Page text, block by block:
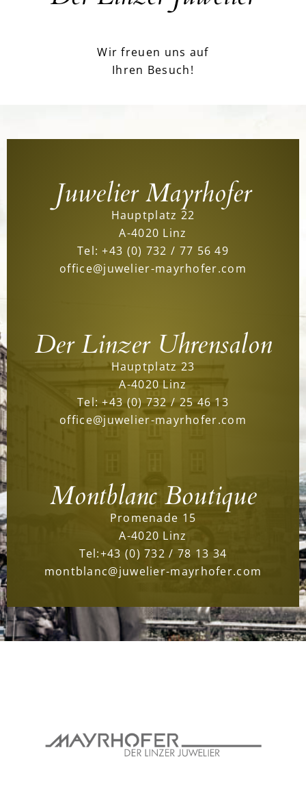
Wir freuen uns auf
Ihren Besuch!
Juwelier Mayrhofer
Hauptplatz 22
A-4020 Linz
Tel:+43 (0) 732 / 77 56 49
office@juwelier-mayrhofer.com
Der Linzer Uhrensalon
Hauptplatz 23
A-4020 Linz
Tel:+43 (0) 732 / 25 46 13
office@juwelier-mayrhofer.com
Montblanc Boutique
Promenade 15
A-4020 Linz
Tel:+43 (0) 732 / 78 13 34
montblanc@juwelier-mayrhofer.com